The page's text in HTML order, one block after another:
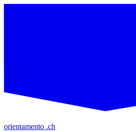
orientamento .ch